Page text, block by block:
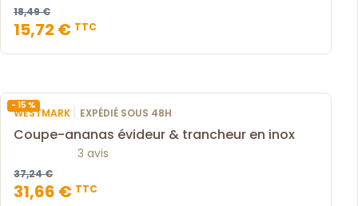
18,49 €
15,72 € TTC
- 15 %
WESTMARK | EXPÉDIÉ SOUS 48H
Coupe-ananas évideur & trancheur en inox
3 avis
37,24 €
31,66 € TTC